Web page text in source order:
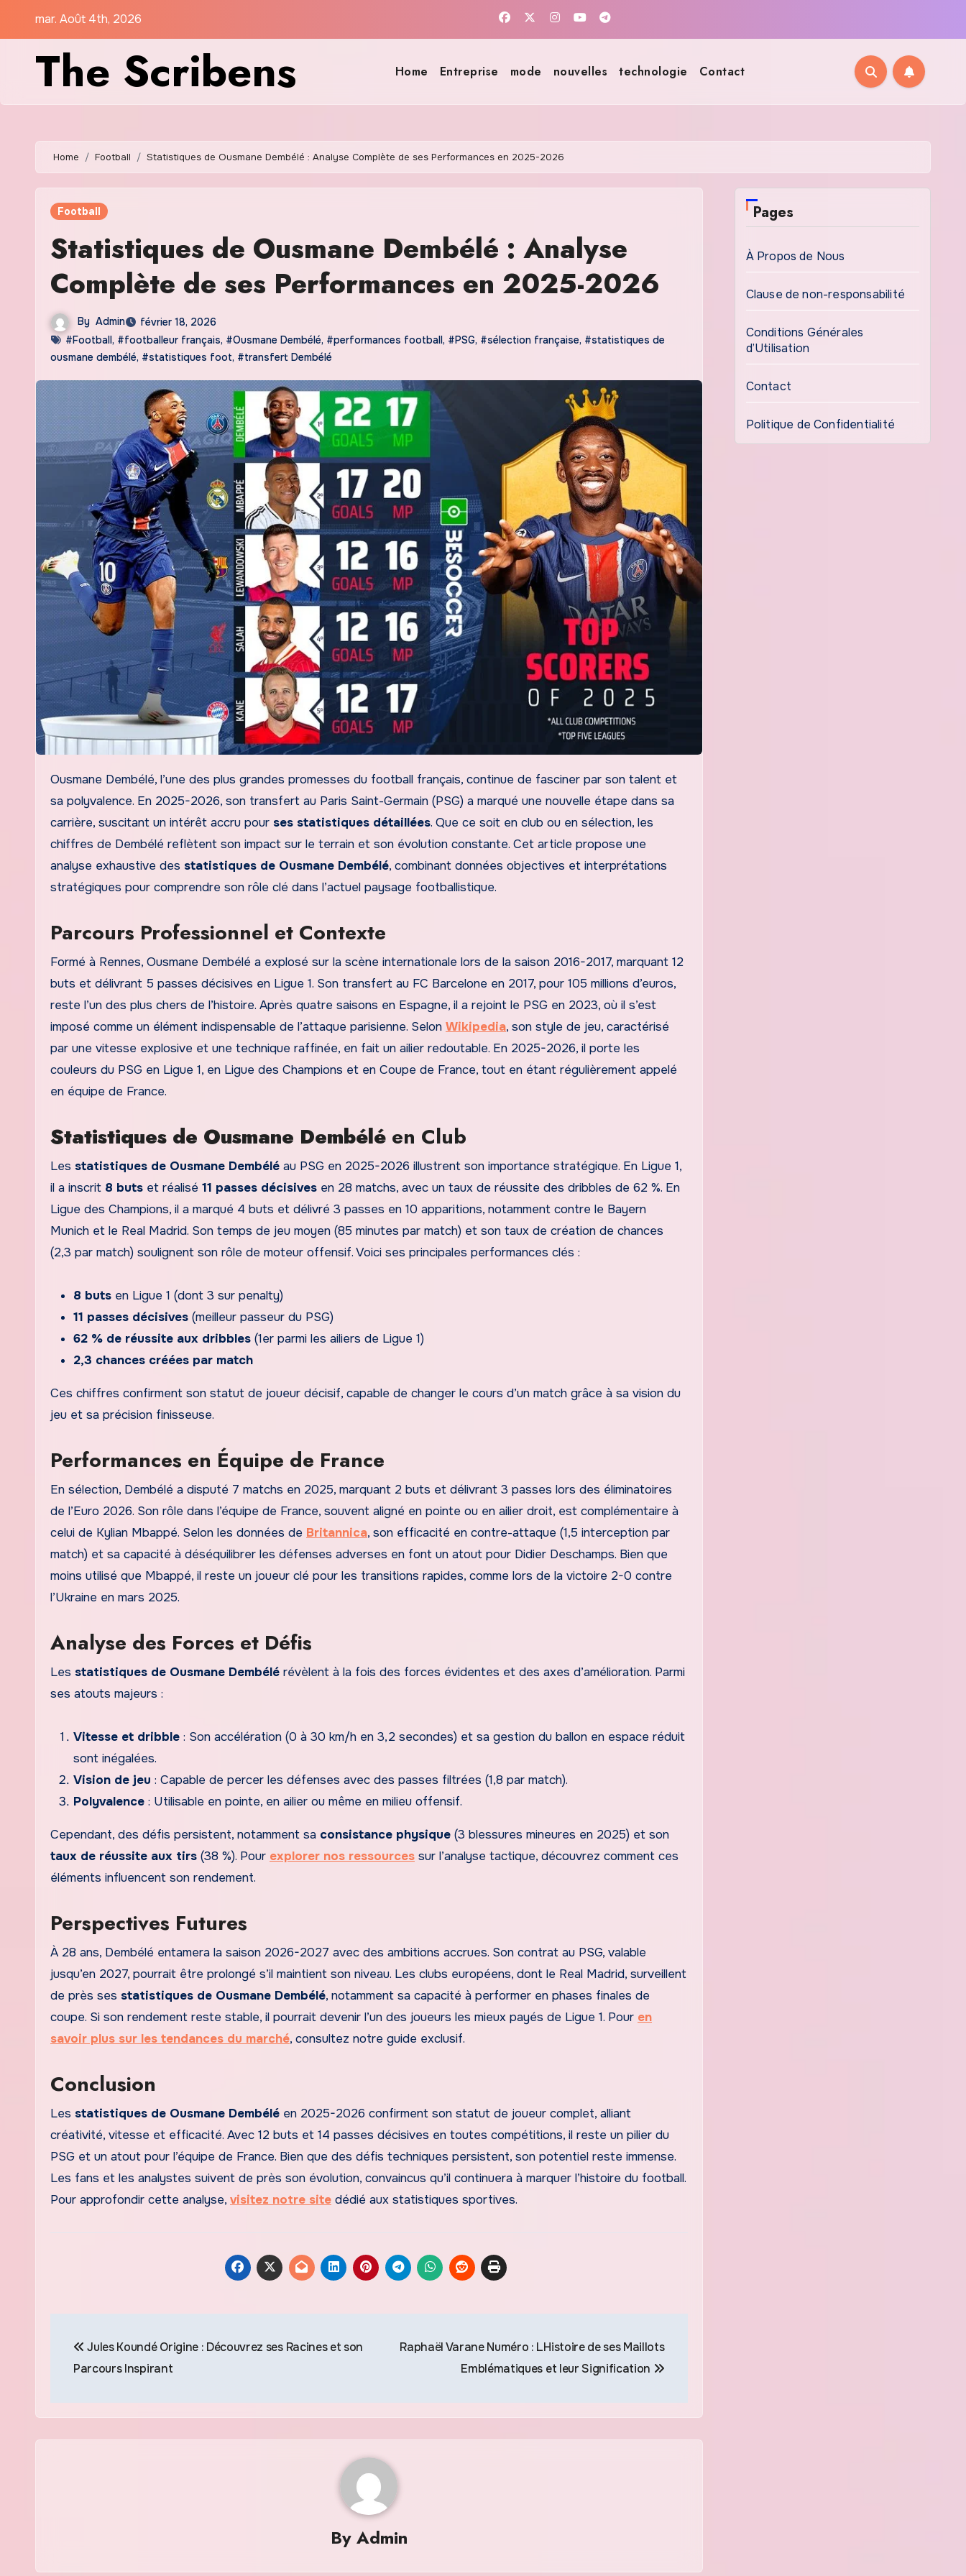
mar. Août 4th, 2026
The Scribens Home Entreprise mode nouvelles technologie Contact
Home Football Statistiques de Ousmane Dembélé : Analyse Complète de ses Performances en 2025-2026
Football
Statistiques de Ousmane Dembélé : Analyse
Complète de ses Performances en 2025-2026
By Admin
février 18, 2026
#Football, #footballeur français, #Ousmane Dembélé, #performances football, #PSG, #sélection française, #statistiques de
ousmane dembélé, #statistiques foot, #transfert Dembélé
Ousmane Dembélé, l’une des plus grandes promesses du football français, continue de fasciner par son talent et
sa polyvalence. En 2025-2026, son transfert au Paris Saint-Germain (PSG) a marqué une nouvelle étape dans sa
carrière, suscitant un intérêt accru pour ses statistiques détaillées. Que ce soit en club ou en sélection, les
chiffres de Dembélé reflètent son impact sur le terrain et son évolution constante. Cet article propose une
analyse exhaustive des statistiques de Ousmane Dembélé, combinant données objectives et interprétations
stratégiques pour comprendre son rôle clé dans l’actuel paysage footballistique.
Parcours Professionnel et Contexte
Formé à Rennes, Ousmane Dembélé a explosé sur la scène internationale lors de la saison 2016-2017, marquant 12
buts et délivrant 5 passes décisives en Ligue 1. Son transfert au FC Barcelone en 2017, pour 105 millions d’euros,
reste l’un des plus chers de l’histoire. Après quatre saisons en Espagne, il a rejoint le PSG en 2023, où il s’est
imposé comme un élément indispensable de l’attaque parisienne. Selon Wikipedia, son style de jeu, caractérisé
par une vitesse explosive et une technique raffinée, en fait un ailier redoutable. En 2025-2026, il porte les
couleurs du PSG en Ligue 1, en Ligue des Champions et en Coupe de France, tout en étant régulièrement appelé
en équipe de France.
Statistiques de Ousmane Dembélé en Club
Les statistiques de Ousmane Dembélé au PSG en 2025-2026 illustrent son importance stratégique. En Ligue 1,
il a inscrit 8 buts et réalisé 11 passes décisives en 28 matchs, avec un taux de réussite des dribbles de 62 %. En
Ligue des Champions, il a marqué 4 buts et délivré 3 passes en 10 apparitions, notamment contre le Bayern
Munich et le Real Madrid. Son temps de jeu moyen (85 minutes par match) et son taux de création de chances
(2,3 par match) soulignent son rôle de moteur offensif. Voici ses principales performances clés :
8 buts en Ligue 1 (dont 3 sur penalty)
11 passes décisives (meilleur passeur du PSG)
62 % de réussite aux dribbles (1er parmi les ailiers de Ligue 1)
2,3 chances créées par match
Ces chiffres confirment son statut de joueur décisif, capable de changer le cours d’un match grâce à sa vision du
jeu et sa précision finisseuse.
Performances en Équipe de France
En sélection, Dembélé a disputé 7 matchs en 2025, marquant 2 buts et délivrant 3 passes lors des éliminatoires
de l’Euro 2026. Son rôle dans l’équipe de France, souvent aligné en pointe ou en ailier droit, est complémentaire à
celui de Kylian Mbappé. Selon les données de Britannica, son efficacité en contre-attaque (1,5 interception par
match) et sa capacité à déséquilibrer les défenses adverses en font un atout pour Didier Deschamps. Bien que
moins utilisé que Mbappé, il reste un joueur clé pour les transitions rapides, comme lors de la victoire 2-0 contre
l’Ukraine en mars 2025.
Analyse des Forces et Défis
Les statistiques de Ousmane Dembélé révèlent à la fois des forces évidentes et des axes d’amélioration. Parmi
ses atouts majeurs :
Vitesse et dribble : Son accélération (0 à 30 km/h en 3,2 secondes) et sa gestion du ballon en espace réduit
sont inégalées.
Vision de jeu : Capable de percer les défenses avec des passes filtrées (1,8 par match).
Polyvalence : Utilisable en pointe, en ailier ou même en milieu offensif.
Cependant, des défis persistent, notamment sa consistance physique (3 blessures mineures en 2025) et son
taux de réussite aux tirs (38 %). Pour explorer nos ressources sur l’analyse tactique, découvrez comment ces
éléments influencent son rendement.
Perspectives Futures
À 28 ans, Dembélé entamera la saison 2026-2027 avec des ambitions accrues. Son contrat au PSG, valable
jusqu’en 2027, pourrait être prolongé s’il maintient son niveau. Les clubs européens, dont le Real Madrid, surveillent
de près ses statistiques de Ousmane Dembélé, notamment sa capacité à performer en phases finales de
coupe. Si son rendement reste stable, il pourrait devenir l’un des joueurs les mieux payés de Ligue 1. Pour en
savoir plus sur les tendances du marché, consultez notre guide exclusif.
Conclusion
Les statistiques de Ousmane Dembélé en 2025-2026 confirment son statut de joueur complet, alliant
créativité, vitesse et efficacité. Avec 12 buts et 14 passes décisives en toutes compétitions, il reste un pilier du
PSG et un atout pour l’équipe de France. Bien que des défis techniques persistent, son potentiel reste immense.
Les fans et les analystes suivent de près son évolution, convaincus qu’il continuera à marquer l’histoire du football.
Pour approfondir cette analyse, visitez notre site dédié aux statistiques sportives.
de
Jules Koundé Origine : Découvrez ses Racines et son
Parcours Inspirant
Raphaël Varane Numéro : LHistoire de ses Maillots
Emblématiques et leur Signification
By Admin
Pages
À Propos de Nous
Clause de non-responsabilité
Conditions Générales
d’Utilisation
Contact
Politique de Confidentialité